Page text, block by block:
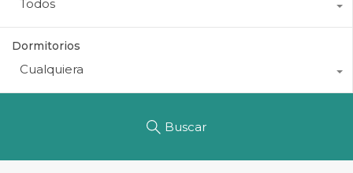
Todos
Dormitorios
Cualquiera
Buscar